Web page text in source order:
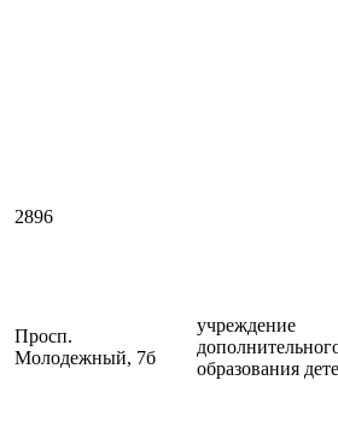
2896
Просп.
Молодежный, 7б
учреждение
образования